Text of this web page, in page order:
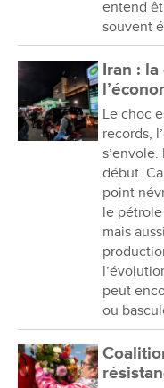
entend
souvent
Iran :
Le choc
records,
début.
point
le
mais
peut
ou